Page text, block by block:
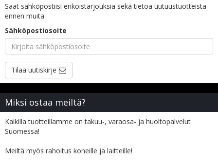
Saat sähköpostiisi erikoistarjouksia sekä tietoa uutuustuotteista
ennen muita.
Sähköpostiosoite
Tilaa uutiskirje
Miksi ostaa meiltä?
Kaikilla tuotteillamme on takuu-, varaosa- ja huoltopalvelut
Suomessa!
Meiltä myös rahoitus koneille ja laitteille!